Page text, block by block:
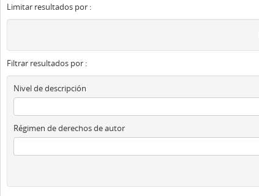
Limitar resultados por :
Filtrar resultados por :
Nivel de descripción
Régimen de derechos de autor